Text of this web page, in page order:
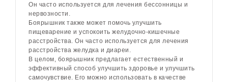
Он часто используется для лечения бессонницы и
нервозности.
Боярышник также может помочь улучшить
пищеварение и успокоить желудочно-кишечные
расстройства. Он часто используется для лечения
расстройства желудка и диареи.
В целом, боярышник предлагает естественный и
эффективный способ улучшить здоровье и улучшить
самочувствие. Его можно использовать в качестве